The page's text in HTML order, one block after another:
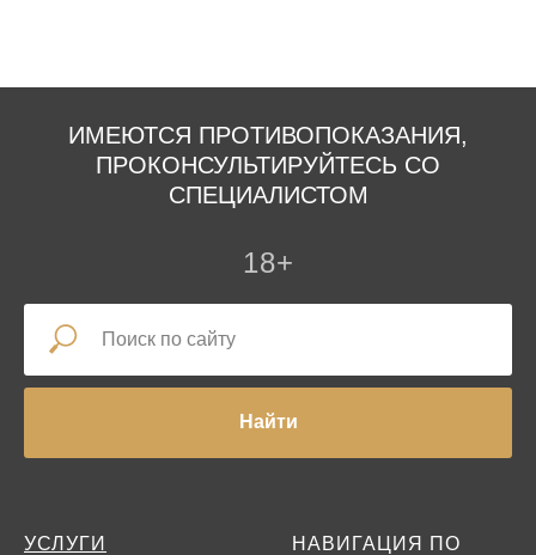
ИМЕЮТСЯ ПРОТИВОПОКАЗАНИЯ,
ПРОКОНСУЛЬТИРУЙТЕСЬ СО
СПЕЦИАЛИСТОМ
18+
Найти
УСЛУГИ
НАВИГАЦИЯ ПО